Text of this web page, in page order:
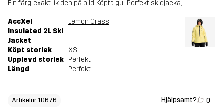
Fin färg, exakt lik den på bild. Köpte gul. Perfekt skidjacka,
AccXel
Insulated 2L Ski
Jacket
Lemon Grass
Köpt storlek
XS
Upplevd storlek Perfekt
Längd
Perfekt
Artikelnr 10676 Hjälpsamt? 0